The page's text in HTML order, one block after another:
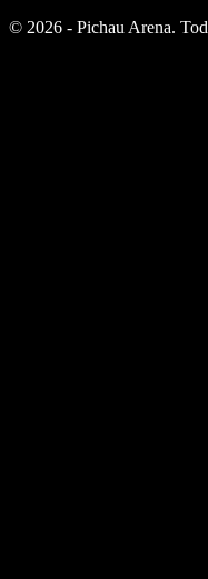
© 2026 - Pichau Arena.